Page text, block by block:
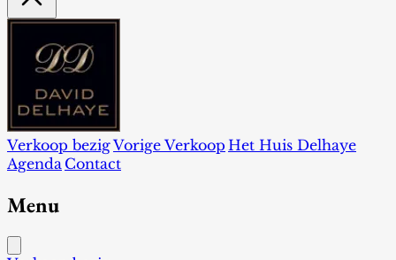
Verkoop bezigVorige Verkoop Het Huis Delhaye
Agenda Contact
Menu